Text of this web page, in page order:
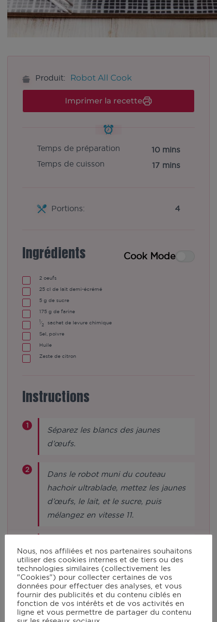
Produit: Robot All Cook
Imprimer la recette
Temps de préparation
10 mins
Temps de cuisson
17 mins
Portions: 4
Ingrédients Cook Mode
2 oeufs
25 cl de lait demi-écrémé
5 g de sucre
175 g de farine
1⁄2 sachet de levure chimique
Sel, poivre
Huile
Zeste de citron
Instructions
Séparez les blancs des jaunes
d’œufs.
Dans le robot muni du couteau
hachoir ultrablade, mettez les jaunes
d’œufs, le lait, et le sucre, puis
mélangez en vitesse 11.
la levure en laissant tourner. Laissez
le robot tourner encore 2 min.
Mettez la préparation dans un
saladier et lavez le robot.
Nous, nos affiliées et nos partenaires souhaitons
utiliser des cookies internes et de tiers ou des
technologies similaires (collectivement les
"Cookies") pour collecter certaines de vos
données pour effectuer des analyses, et vous
fournir des publicités et du contenu ciblés en
fonction de vos intérêts et de vos activités en
ligne et vous permettre de partager du contenu